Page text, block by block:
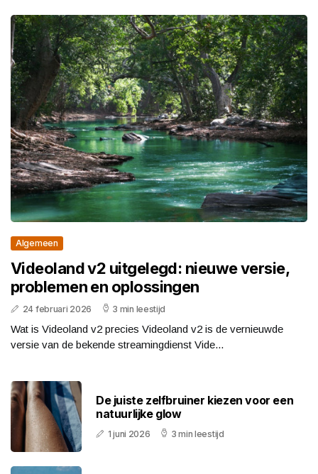
Algemeen
Videoland v2 uitgelegd: nieuwe versie,
problemen en oplossingen
24 februari 2026 3 min leestijd
Wat is Videoland v2 precies Videoland v2 is de vernieuwde
versie van de bekende streamingdienst Vide...
De juiste zelfbruiner kiezen voor een
natuurlijke glow
1 juni 2026 3 min leestijd